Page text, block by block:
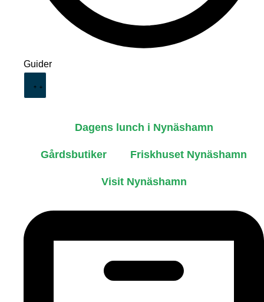
Guider
Dagens lunch i Nynäshamn
Gårdsbutiker Friskhuset Nynäshamn
Visit Nynäshamn